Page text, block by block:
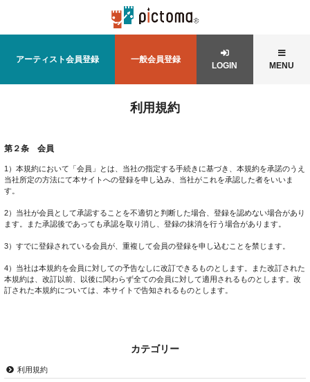
アーティスト会員登録 一般会員登録
LOGIN MENU
利用規約
第２条 会員
1）本規約において「会員」とは、当社の指定する手続きに基づき、本規約を承諾のうえ
当社所定の方法にて本サイトへの登録を申し込み、当社がこれを承認した者をいいま
す。
2）当社が会員として承認することを不適切と判断した場合、登録を認めない場合があり
ます。また承認後であっても承認を取り消し、登録の抹消を行う場合があります。
3）すでに登録されている会員が、重複して会員の登録を申し込むことを禁じます。
4）当社は本規約を会員に対しての予告なしに改訂できるものとします。また改訂された
本規約は、改訂以前、以後に関わらず全ての会員に対して適用されるものとします。改
訂された本規約については、本サイトで告知されるものとします。
カテゴリー
利用規約